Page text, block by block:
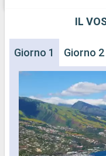
IL
Giorno 1 Giorno 2